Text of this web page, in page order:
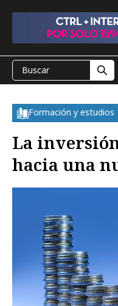
Formación y estudios
La
hacia una